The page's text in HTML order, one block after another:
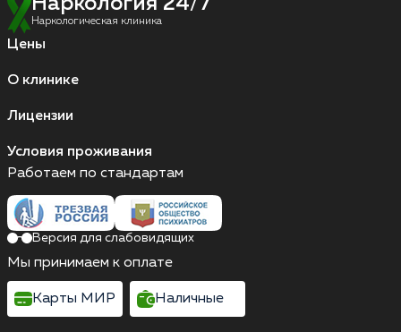
Наркологическая клиника
Цены
О клинике
Лицензии
Условия проживания
Работаем по стандартам
Версия для слабовидящих
Мы принимаем к оплате
Карты МИР Наличные